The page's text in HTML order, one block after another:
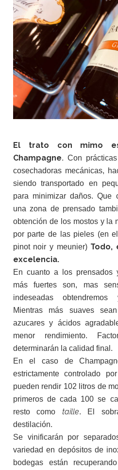
El trato con mimo
Champagne. Con
cosechadoras mecánicas,
siendo transportado en
para minimizar daños. Que
una zona de prensado
obtención de los mostos y la
por parte de las pieles (en
pinot noir y meunier) Todo,
excelencia.
En cuanto a los prensados
más fuertes son, mas
indeseadas
Mientras más suaves
azucares y ácidos
menor rendimiento.
determinarán la calidad final.
En el caso de
estrictamente controlado
pueden rendir 102 litros de
primeros de cada 100 se
resto como taille. El
destilación.
Se vinificarán por
variedad en depósitos de
bodegas están